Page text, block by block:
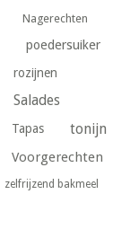
Nagerechten
poedersuiker
rozijnen
Salades
Tapas tonijn
Voorgerechten
zelfrijzend bakmeel